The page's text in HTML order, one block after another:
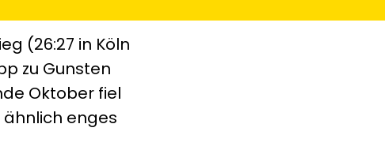
(26:27 in Köln
zu Gunsten
Oktober fiel
ähnlich enges